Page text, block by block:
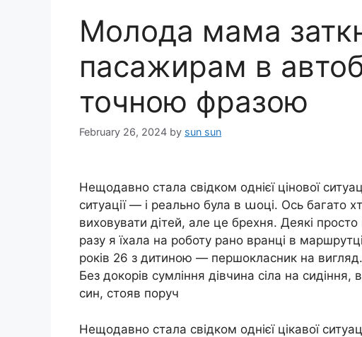
Молода мама
пасажирам в
точною фразою
February 26, 2024 by sun sun
Нещодавно стала свідком однієї цінової
ситуації — і реально була в աоці. Ось багато
виховувати дітей, але це брехня. Деякі
разу я їхала на роботу рано вранці в
років 26 з дитиною — першокласник на
Без докорів сумління дівчина сіла на
син, стояв поруч
Нещодавно стала свідком однієї цікавої